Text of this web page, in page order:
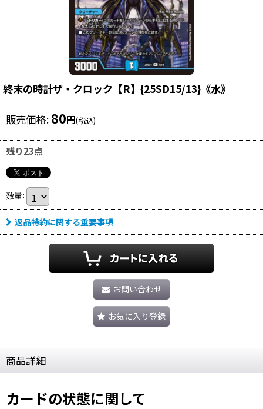
終末の時計ザ・クロック【R】{25SD15/13}《水》
販売価格: 80円(税込)
残り23点
数量:
返品特約に関する重要事項
お問い合わせ
お気に入り登録
商品詳細
カードの状態に関して